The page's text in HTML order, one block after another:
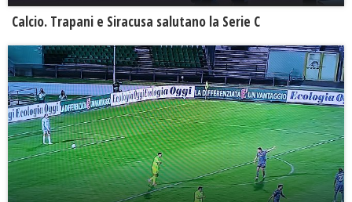
Calcio. Trapani e Siracusa salutano la Serie C